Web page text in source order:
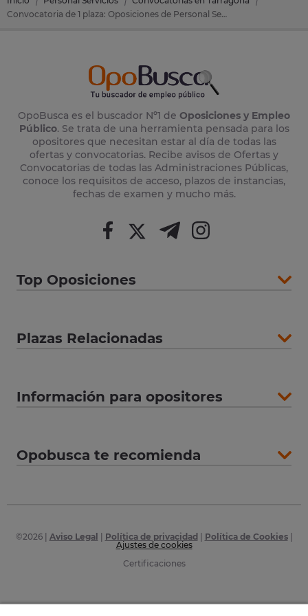
Convocatoria de 1 plaza: Oposiciones de Personal Servicios en Ampolla, L' (Tarragona)
OpoBusca es el buscador Nº1 de Oposiciones y Empleo
Público. Se trata de una herramienta pensada para los
opositores que necesitan estar al día de todas las
ofertas y convocatorias. Recibe avisos de Ofertas y
Convocatorias de todas las Administraciones Públicas,
conoce los requisitos de acceso, plazos de instancias,
fechas de examen y mucho más.
Top Oposiciones
Plazas Relacionadas
Información para opositores
Opobusca te recomienda
©2026| Aviso Legal Política de privacidad Política de Cookies|
Ajustes de cookies
Certificaciones